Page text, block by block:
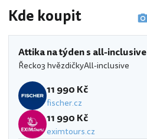
Kde koupit
Attika na týden s all-inclusive
Řecko3 hvězdičkyAll-inclusive
11 990 Kč
fischer.cz
11 990 Kč
eximtours.cz